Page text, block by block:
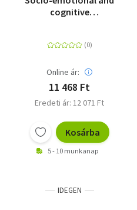
cognitive
goals in competition?!
Online ár:
11 468 Ft
Eredeti ár: 12 071 Ft
Kosárba
5 - 10 munkanap
IDEGEN